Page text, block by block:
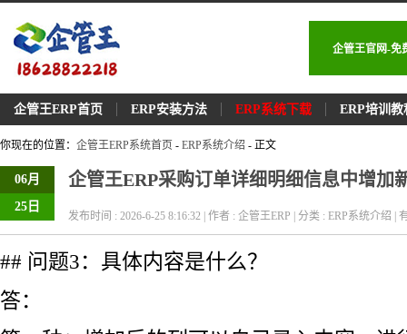
企管王官网-免
企管王ERP首页 ERP安装方法 ERP系统下载 ERP培训教
你现在的位置： 企管王ERP系统首页 - ERP系统介绍 - 正文
06月
25日
企管王ERP采购订单详细明细信息中增加
发布时间 : 2026-6-25 8:16:32 | 作者 : 企管王ERP | 分类 : ERP系统介绍 |
## 问题3：具体内容是什么？
答：